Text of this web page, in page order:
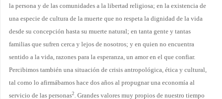
la persona y de las co­munidades a la libertad religiosa; en la existencia de
una especie de cultura de la muerte que no respeta la dignidad de la vida
desde su concepción hasta su muerte natural; en tanta gente y tantas
familias que sufren cerca y lejos de nosotros; y en quien no encuentra
sentido a la vida, razones para la esperanza, un amor en el que confiar.
Percibimos también una situación de crisis antropológica, ética y cultural,
tal como lo afirmábamos hace dos años al propugnar una economía al
servicio de las personas2. Grandes valores muy propios de nuestro tiempo